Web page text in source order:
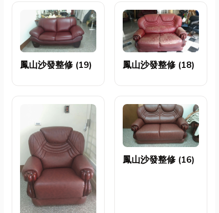
鳳山沙發整修 (19) 鳳山沙發整修 (18)
鳳山沙發整修 (16)